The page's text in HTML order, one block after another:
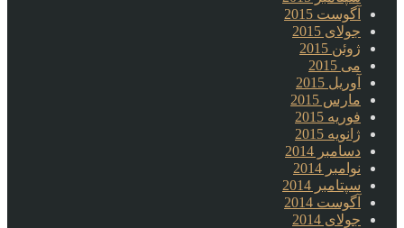
آگوست 2015
جولای 2015
ژوئن 2015
می 2015
آوریل 2015
مارس 2015
فوریه 2015
ژانویه 2015
دسامبر 2014
نوامبر 2014
سپتامبر 2014
آگوست 2014
جولای 2014